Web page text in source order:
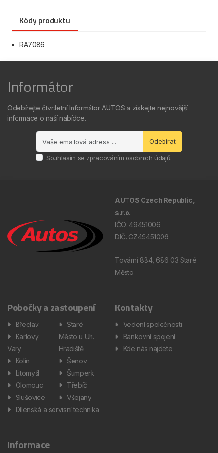
Kódy produktu
RA7086
Informátor
Odebírejte čtvrtletní Informátor AUTOS a získejte nejnovější
informace o naší nabídce.
Odebírat
Souhlasím se zpracováním osobních údajů.
AUTOS Czech Republic,
s.r.o.
IČO: 49451006
DIČ: CZ49451006
Tovární 884, 686 03 Staré
Město
Pobočky a zastoupení
Břeclav
Karlovy
Vary
Kolín
Litomyšl
Olomouc
Slušovice
Staré
Město u Uh.
Hradiště
Šenov
Šumperk
Třebíč
Všejany
Dílenská a servisní technika
Kontakty
Vedení společnosti
Bankovní spojení
Kde nás najdete
Informace